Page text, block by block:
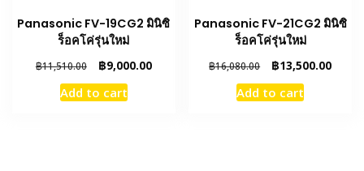
Panasonic FV-19CG2 มินิซิ
ร็อคโค่รุ่นใหม่
฿11,510.00
Original
price
was:
฿9,000.00Current
Add to cart
Panasonic FV-21CG2 มินิซิ
ร็อคโค่รุ่นใหม่
฿16,080.00
Original
price
was:
฿13,500.00
Add to cart